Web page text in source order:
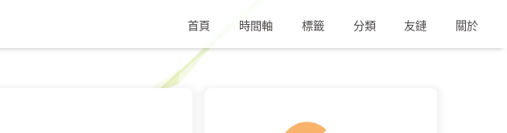
首頁 時間軸 標籤 分類 友鏈 關於